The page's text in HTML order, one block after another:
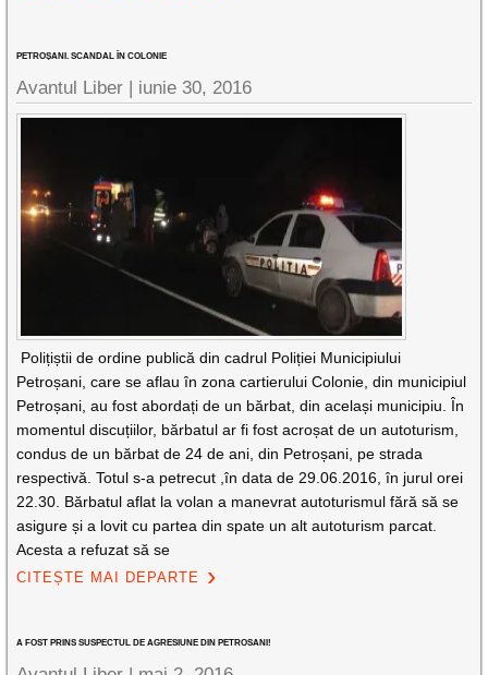
PETROȘANI. SCANDAL ÎN COLONIE
Avantul Liber | iunie 30, 2016
Polițiștii de ordine publică din cadrul Poliției Municipiului
Petroșani, care se aflau în zona cartierului Colonie, din municipiul
Petroșani, au fost abordați de un bărbat, din același municipiu. În
momentul discuțiilor, bărbatul ar fi fost acroșat de un autoturism,
condus de un bărbat de 24 de ani, din Petroșani, pe strada
respectivă. Totul s-a petrecut ,în data de 29.06.2016, în jurul orei
22.30. Bărbatul aflat la volan a manevrat autoturismul fără să se
asigure și a lovit cu partea din spate un alt autoturism parcat.
Acesta a refuzat să se
CITEȘTE MAI DEPARTE
A FOST PRINS SUSPECTUL DE AGRESIUNE DIN PETROSANI!